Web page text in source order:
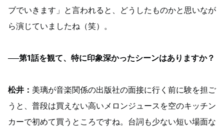
ブでいきます」と言われると、どうしたものかと思いなが
ら演じていましたね（笑）。
──第1話を観て、特に印象深かったシーンはありますか？
松井： 美璃が音楽関係の出版社の面接に行く前に験を担ご
うと、普段は買えない高いメロンジュースを空のキッチン
カーで初めて買うところですね。台詞も少ない短い場面な